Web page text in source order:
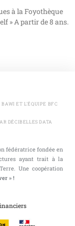
à la Foyothèque
» A partir de 8 ans.
BAWI ET L'ÉQUIPE BFC
DÉCIBELLES DATA
fédératrice fondée en
ayant trait à la
Une coopération
» !